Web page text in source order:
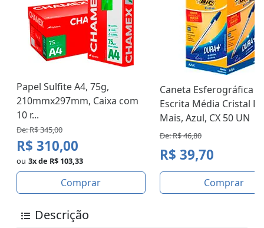
Papel Sulfite A4, 75g,
210mmx297mm, Caixa com
10 r...
De: R$ 345,00
R$ 310,00
ou 3x de R$ 103,33
Comprar
Caneta Esferográfica
Escrita Média Cristal
Mais, Azul, CX 50 UN
De: R$ 46,80
R$ 39,70
Comprar
Descrição